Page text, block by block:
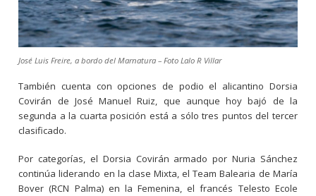
José Luis Freire, a bordo del Marnatura – Foto Lalo R Villar
También cuenta con opciones de podio el alicantino Dorsia
Covirán de José Manuel Ruiz, que aunque hoy bajó de la
segunda a la cuarta posición está a sólo tres puntos del tercer
clasificado.
Por categorías, el Dorsia Covirán armado por Nuria Sánchez
continúa liderando en la clase Mixta, el Team Balearia de María
Bover (RCN Palma) en la Femenina, el francés Telesto Ecole